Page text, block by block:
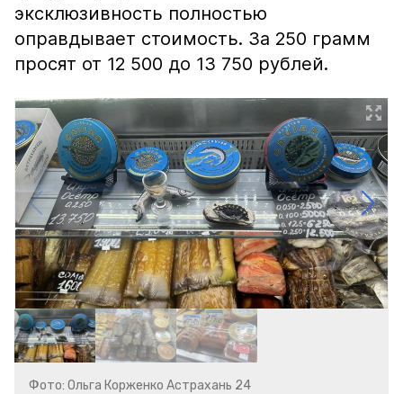
эксклюзивность полностью
оправдывает стоимость. За 250 грамм
просят от 12 500 до 13 750 рублей.
Фото: Ольга Корженко Астрахань 24